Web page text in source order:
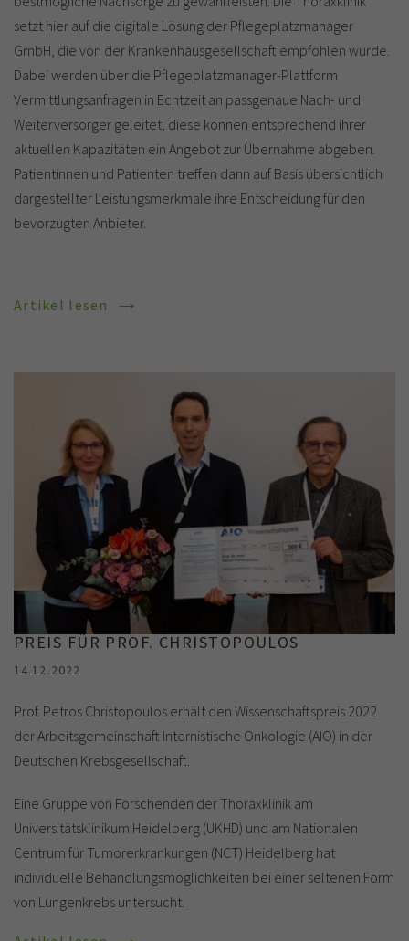
setzt hier auf die digitale Lösung der Pflegeplatzmanager
GmbH, die von der Krankenhausgesellschaft empfohlen wurde.
Dabei werden über die Pflegeplatzmanager-Plattform
Vermittlungsanfragen in Echtzeit an passgenaue Nach- und
Weiterversorger geleitet, diese können entsprechend ihrer
aktuellen Kapazitäten ein Angebot zur Übernahme abgeben.
Patientinnen und Patienten treffen dann auf Basis übersichtlich
dargestellter Leistungsmerkmale ihre Entscheidung für den
bevorzugten Anbieter.
Artikel lesen
PREIS FÜR PROF. CHRISTOPOULOS
14.12.2022
Prof. Petros Christopoulos erhält den Wissenschaftspreis 2022
der Arbeitsgemeinschaft Internistische Onkologie (AIO) in der
Deutschen Krebsgesellschaft.
Eine Gruppe von Forschenden der Thoraxklinik am
Universitätsklinikum Heidelberg (UKHD) und am Nationalen
Centrum für Tumorerkrankungen (NCT) Heidelberg hat
individuelle Behandlungsmöglichkeiten bei einer seltenen Form
von Lungenkrebs untersucht.